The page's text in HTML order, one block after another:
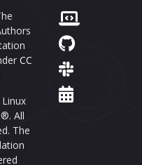
CC
All
The